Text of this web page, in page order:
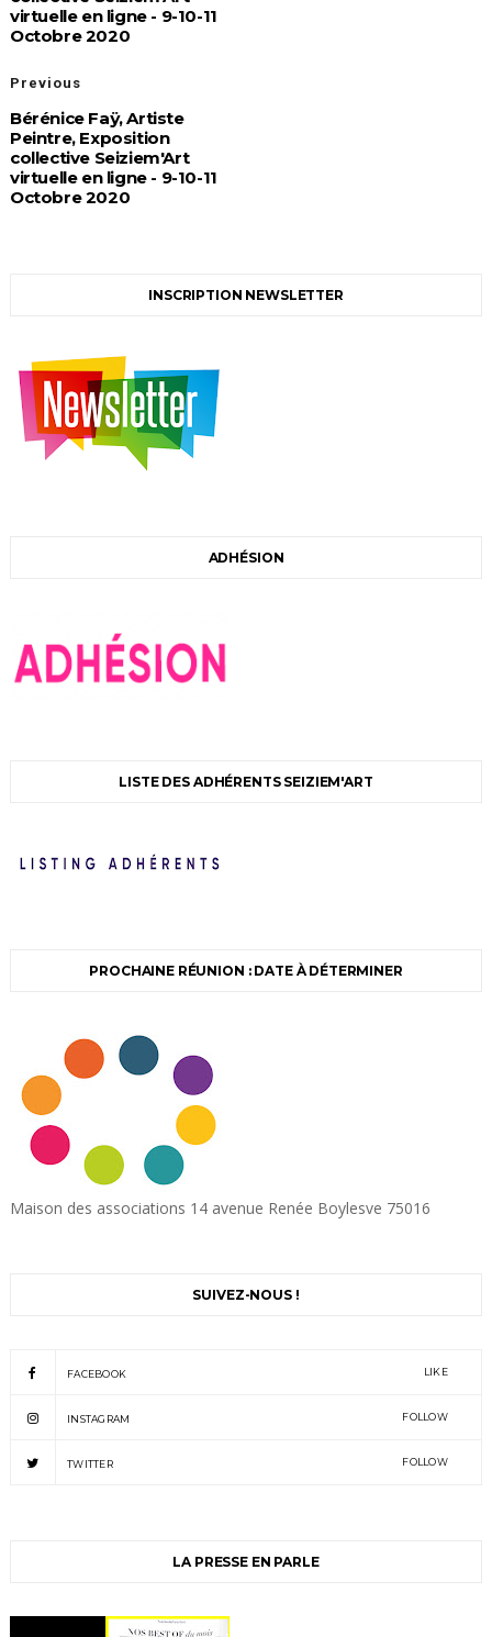
virtuelle en ligne - 9-10-11
Octobre 2020
Previous
Bérénice Faÿ, Artiste
Peintre, Exposition
collective Seiziem'Art
virtuelle en ligne - 9-10-11
Octobre 2020
INSCRIPTION NEWSLETTER
ADHÉSION
LISTE DES ADHÉRENTS SEIZIEM'ART
PROCHAINE RÉUNION : DATE À DÉTERMINER
Maison des associations 14 avenue Renée Boylesve 75016
SUIVEZ-NOUS !
FACEBOOK LIKE
INSTAGRAM FOLLOW
TWITTER FOLLOW
LA PRESSE EN PARLE